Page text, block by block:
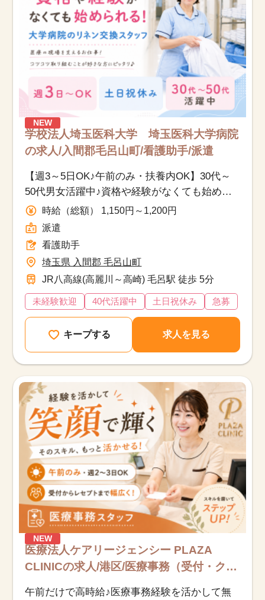
NEW
学校法人埼玉医科大学 埼玉医科大学病院
の求人/入間郡毛呂山町/看護助手/派遣
【週3～5日OK♪午前のみ・扶養内OK】30代～
50代男女活躍中♪資格や経験がなくても始めら
れる医療現場を支えるお仕事です！
時給（総額） 1,150円～1,200円
派遣
看護助手
埼玉県 入間郡 毛呂山町
JR八高線(高麗川～高崎) 毛呂駅 徒歩 5分
未経験歓迎 40代活躍中 土日祝休み 急募
キープする 求人を見る
NEW
医療法人ケアリージェンシー PLAZA
CLINICの求人/港区/医療事務（受付・ク
午前だけで高時給♪医療事務経験を活かして無